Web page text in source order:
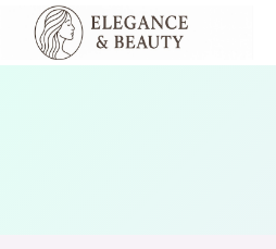
Перейти
вмісту